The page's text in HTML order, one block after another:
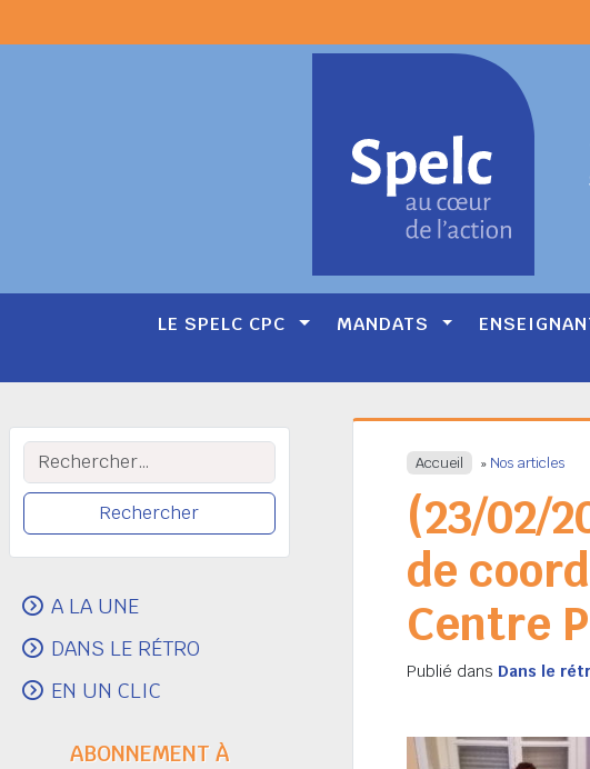
LE SPELC CPC MANDATS
Accueil » Nos articles
(23/02/
de
Centre
Publié dans Dans le
Rechercher :
A LA UNE
DANS LE RÉTRO
EN UN CLIC
ABONNEMENT À